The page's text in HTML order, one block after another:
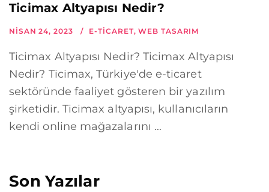
Ticimax Altyapısı Nedir?
NISAN 24, 2023 E-TICARET,WEB TASARIM
Ticimax Altyapısı Nedir? Ticimax Altyapısı
Nedir? Ticimax, Türkiye'de e-ticaret
sektöründe faaliyet gösteren bir yazılım
şirketidir. Ticimax altyapısı, kullanıcıların
kendi online mağazalarını ...
Son Yazılar